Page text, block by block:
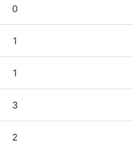
0
1
1
3
2